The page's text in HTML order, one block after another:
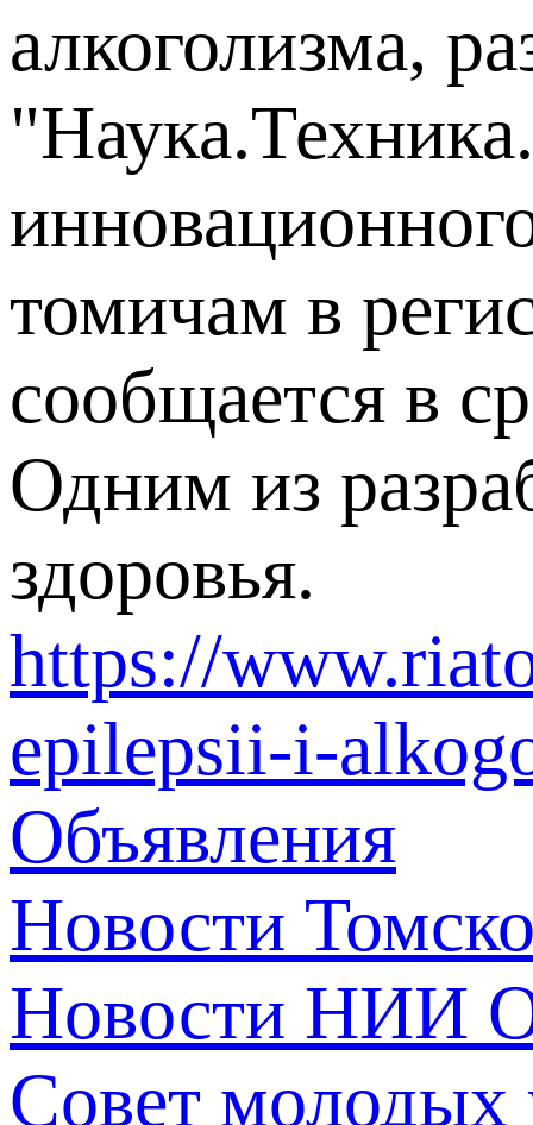
алкоголизма,
томичам в
сообщается в
Одним из
здоровья.
https://
epilepsii-i-
Объявления
Новости
Новости НИИ
Совет молодых